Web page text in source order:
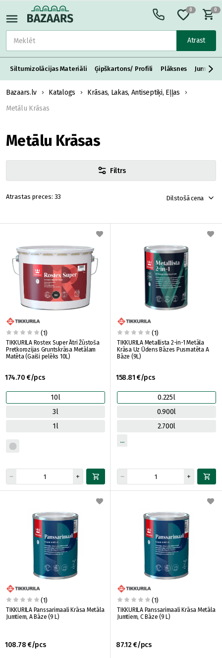
Atrast
0 0
Siltumizolācijas Materiāli Ģipškartons/ Profili Plāksnes Jumta
Bazaars.lv Katalogs
Krāsas, Lakas, Antiseptiķi, Eļļas
Metālu Krāsas
Metālu Krāsas
Filtrs
33 Dilstošā cena
(1)
TIKKURILA Rostex Super Ātri Žūstoša
Pretkorozijas Gruntskrāsa Metālam
Matēta (Gaiši pelēks 10L)
174.70 €/pcs
10l
3l
1l
(1)
TIKKURILA Metallista 2-in-1 Metāla
Krāsa Uz Ūdens Bāzes Pusmatēta A
Bāze (9L)
158.81 €/pcs
0.225l
0.900l
2.700l
(1)
TIKKURILA Panssarimaali Krāsa Metāla
Jumtiem, A Bāze (9 L)
108.78 €/pcs
(1)
TIKKURILA Panssarimaali Krāsa Metāla
Jumtiem, C Bāze (9 L)
87.12 €/pcs